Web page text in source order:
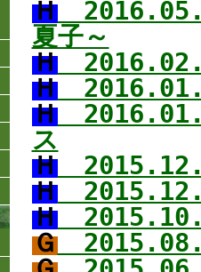
Ｈ
夏子～
Ｈ
Ｈ
Ｈ
ス
Ｈ
Ｈ
Ｈ2015.10.3
Ｇ